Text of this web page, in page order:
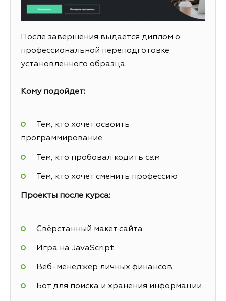
После завершения выдаётся диплом о
профессиональной переподготовке
установленного образца.
Кому подойдет:
Тем, кто хочет освоить
программирование
Тем, кто пробовал кодить сам
Тем, кто хочет сменить профессию
Проекты после курса:
Свёрстанный макет сайта
Игра на JavaScript
Веб-менеджер личных финансов
Бот для поиска и хранения информации